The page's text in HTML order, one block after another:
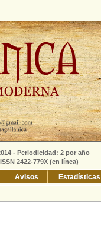
- Periodicidad: 2 por año
2422-779X (en línea)
Avisos Estadísticas